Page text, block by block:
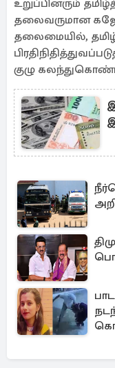
உறுப்பினரும்
தலைவருமான
தலைமையில்,
குழு